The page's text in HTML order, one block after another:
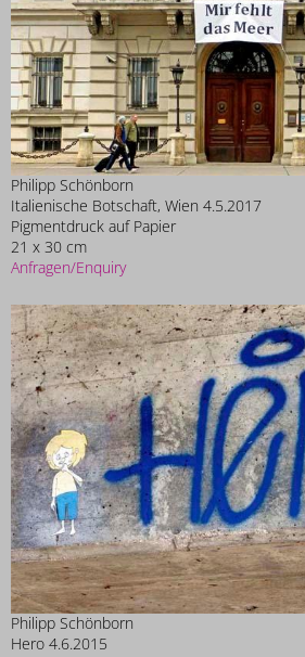
Philipp Schönborn
Italienische Botschaft, Wien 4.5.2017
Pigmentdruck auf Papier
21 x 30 cm
Anfragen/Enquiry
Philipp Schönborn
Hero 4.6.2015